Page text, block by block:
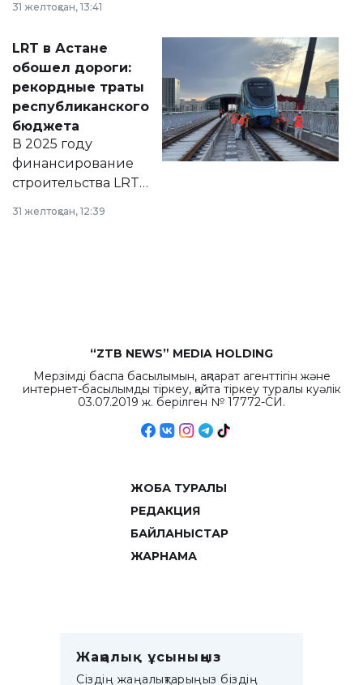
2028 годы.
документ
появился в базе
нормативных
правовых актов и
на сайте маслихат
города.
31 желтоқсан, 13:41
LRT в Астане
обошел дороги:
рекордные траты
республиканского
бюджета
В 2025 году
финансирование
строительства LRT
республиканского
31 желтоқсан, 12:39
“ZTB NEWS” MEDIA HOLDING
Мерзімді баспа басылымын, ақпарат агенттігін және
интернет-басылымды тіркеу, қайта тіркеу туралы куәлік
03.07.2019 ж. берілген № 17772-СИ.
ЖОБА ТУРАЛЫ
РЕДАКЦИЯ
БАЙЛАНЫСТАР
ЖАРНАМА
Жаңалық ұсыныңыз
Сіздің жаңалықтарыңыз біздің